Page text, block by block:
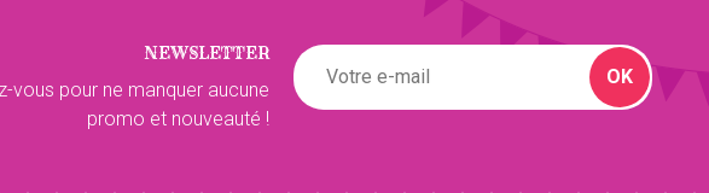
NEWSLETTER
vous pour ne manquer aucune
promo et nouveauté !
OK